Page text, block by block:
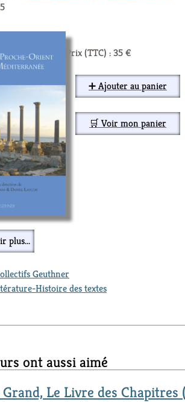
Prix (TTC) : 35 €
➕ Ajouter au panier
🛒 Voir mon panier
plus...
Geuthner
Histoire des textes
ont aussi aimé
Le Livre des Chapitres